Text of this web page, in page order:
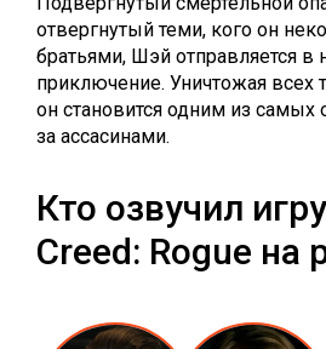
отвергнутый теми, кого он
братьями, Шэй отправляется в
приключение. Уничтожая всех
он становится одним из самых
за ассасинами.
Кто озвучил
Creed: Rogue на